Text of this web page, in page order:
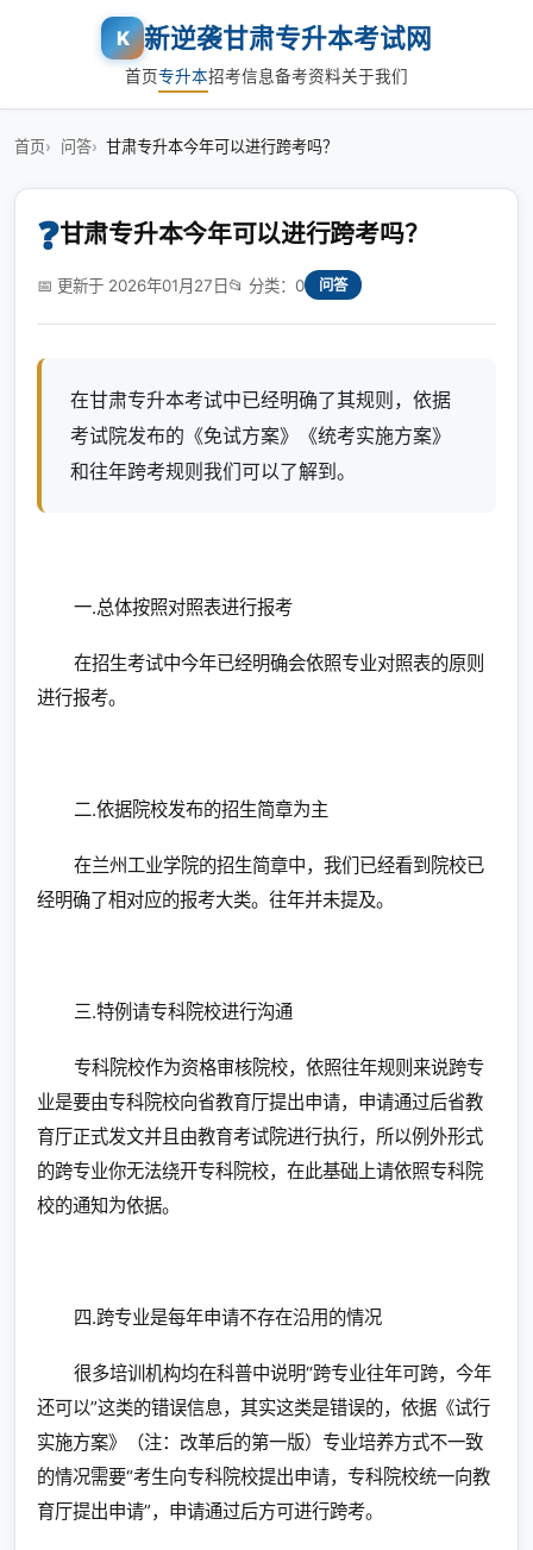
K 新逆袭甘肃专升本考试网
首页专升本招考信息备考资料关于我们
首页 问答 甘肃专升本今年可以进行跨考吗？
❓甘肃专升本今年可以进行跨考吗？
📅 更新于 2026年01月27日📂 分类：0 问答
在甘肃专升本考试中已经明确了其规则，依据
考试院发布的《免试方案》《统考实施方案》
和往年跨考规则我们可以了解到。
一.总体按照对照表进行报考
在招生考试中今年已经明确会依照专业对照表的原则
进行报考。
二.依据院校发布的招生简章为主
在兰州工业学院的招生简章中，我们已经看到院校已
经明确了相对应的报考大类。往年并未提及。
三.特例请专科院校进行沟通
专科院校作为资格审核院校，依照往年规则来说跨专
业是要由专科院校向省教育厅提出申请，申请通过后省教
育厅正式发文并且由教育考试院进行执行，所以例外形式
的跨专业你无法绕开专科院校，在此基础上请依照专科院
校的通知为依据。
四.跨专业是每年申请不存在沿用的情况
很多培训机构均在科普中说明“跨专业往年可跨，今年
还可以”这类的错误信息，其实这类是错误的，依据《试行
实施方案》（注：改革后的第一版）专业培养方式不一致
的情况需要“考生向专科院校提出申请，专科院校统一向教
育厅提出申请”，申请通过后方可进行跨考。